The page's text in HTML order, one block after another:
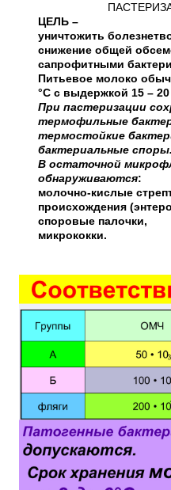
ЦЕЛЬ –
уничтожить
снижение общей
сапрофитными
Питьевое молоко
°С с выдержкой 15 – 20
При пастеризации
термофильные
термостойкие
бактериальные споры.
В остаточной
обнаруживаются:
молочно-кислые
происхождения
споровые палочки,
микрококки.